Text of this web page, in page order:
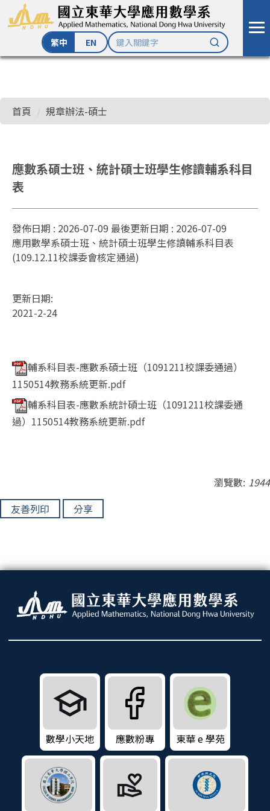
主
要
內
繁中 EN
首頁 規章辦法-碩士
應數系碩士班、統計碩士班學生修讀輔系科目
表
發佈日期 : 2026-07-09 最後更新日期 : 2026-07-09
應用數學系碩士班、統計碩士班學生修讀輔系科目表
(109.12.11校課委會核定通過)
更新日期:
2021-2-24
輔系科目表-應數系碩士班（1091211校課委通過）
1150514教務系統更新.pdf
輔系科目表-應數系統計碩士班（1091211校課委通
過）1150514教務系統更新.pdf
瀏覽數: 1944
友善列印
分享
數學小天地 應數粉專 東華 e 學苑